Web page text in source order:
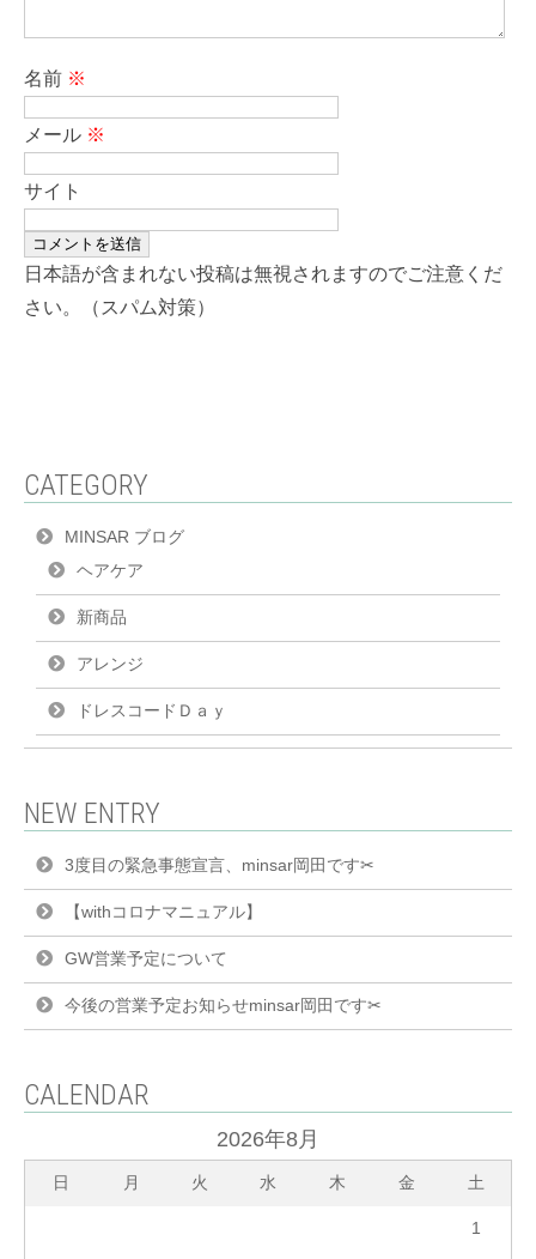
名前 ※
メール ※
サイト
日本語が含まれない投稿は無視されますのでご注意くだ
さい。（スパム対策）
CATEGORY
MINSAR ブログ
ヘアケア
新商品
アレンジ
ドレスコードＤａｙ
NEW ENTRY
3度目の緊急事態宣言、minsar岡田です✂︎
【withコロナマニュアル】
GW営業予定について
今後の営業予定お知らせminsar岡田です✂︎
CALENDAR
2026年8月
日 月 火 水 木 金 土
1